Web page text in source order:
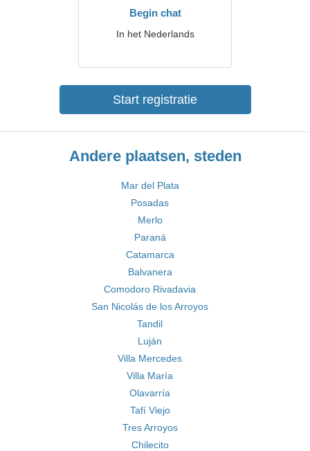
Begin chat
In het Nederlands
Start registratie
Andere plaatsen, steden
Mar del Plata
Posadas
Merlo
Paraná
Catamarca
Balvanera
Comodoro Rivadavia
San Nicolás de los Arroyos
Tandil
Luján
Villa Mercedes
Villa María
Olavarría
Tafí Viejo
Tres Arroyos
Chilecito